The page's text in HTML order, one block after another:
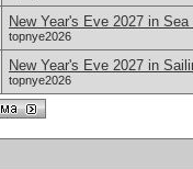
New Year's Eve 2027 in
topnye2026
New Year's Eve 2027 in
topnye2026